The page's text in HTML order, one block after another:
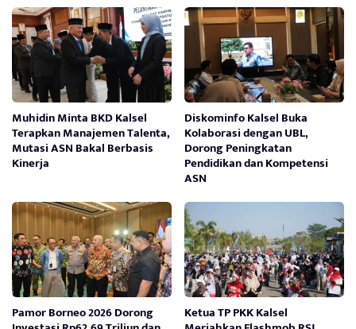
Muhidin Minta BKD Kalsel
Terapkan Manajemen Talenta,
Mutasi ASN Bakal Berbasis
Kinerja
Diskominfo Kalsel Buka
Kolaborasi dengan UBL,
Dorong Peningkatan
Pendidikan dan Kompetensi
ASN
Pamor Borneo 2026 Dorong Ketua TP PKK Kalsel